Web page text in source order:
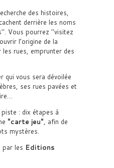
des histoires,
derrière les noms
. Vous pourrez visitez
l’origine de la
les rues, emprunter des
qui vous sera dévoilée
ses rues pavées et
: dix étapes à
carte jeu , afin de
mystères.
par les Editions